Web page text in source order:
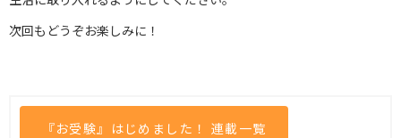
次回もどうぞお楽しみに！
『お受験』はじめました！ 連載一覧